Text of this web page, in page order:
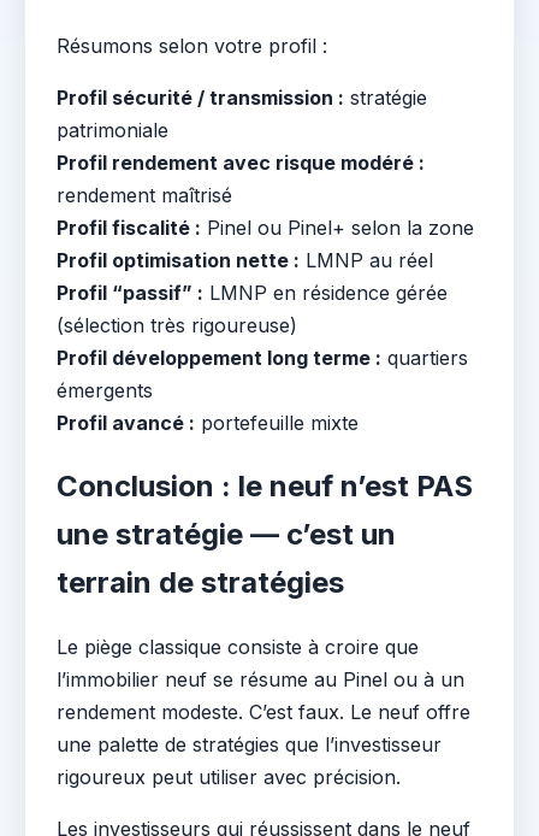
Résumons selon votre profil :
Profil sécurité / transmission : stratégie
patrimoniale
Profil rendement avec risque modéré :
rendement maîtrisé
Profil fiscalité : Pinel ou Pinel+ selon la zone
Profil optimisation nette : LMNP au réel
Profil “passif” : LMNP en résidence gérée
(sélection très rigoureuse)
Profil développement long terme : quartiers
émergents
Profil avancé : portefeuille mixte
Conclusion : le neuf n’est PAS
une stratégie — c’est un
terrain de stratégies
Le piège classique consiste à croire que
l’immobilier neuf se résume au Pinel ou à un
rendement modeste. C’est faux. Le neuf offre
une palette de stratégies que l’investisseur
rigoureux peut utiliser avec précision.
Les investisseurs qui réussissent dans le neuf